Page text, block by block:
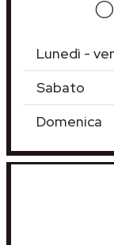
Lunedì -
Sabato
Domenica